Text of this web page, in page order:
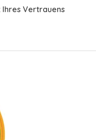
Ihres Vertrauens